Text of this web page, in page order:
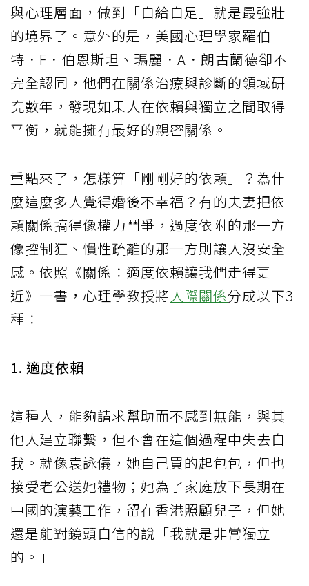
與心理層面，做到「自給自足」就是最強壯
的境界了。意外的是，美國心理學家羅伯
特．F．伯恩斯坦、瑪麗．A．朗古蘭德卻不
完全認同，他們在關係治療與診斷的領域研
究數年，發現如果人在依賴與獨立之間取得
平衡，就能擁有最好的親密關係。
重點來了，怎樣算「剛剛好的依賴」？為什
麼這麼多人覺得婚後不幸福？有的夫妻把依
賴關係搞得像權力鬥爭，過度依附的那一方
像控制狂、慣性疏離的那一方則讓人沒安全
感。依照《關係：適度依賴讓我們走得更
近》一書，心理學教授將人際關係分成以下3
種：
1. 適度依賴
這種人，能夠請求幫助而不感到無能，與其
他人建立聯繫，但不會在這個過程中失去自
我。就像袁詠儀，她自己買的起包包，但也
接受老公送她禮物；她為了家庭放下長期在
中國的演藝工作，留在香港照顧兒子，但她
還是能對鏡頭自信的說「我就是非常獨立
的。」